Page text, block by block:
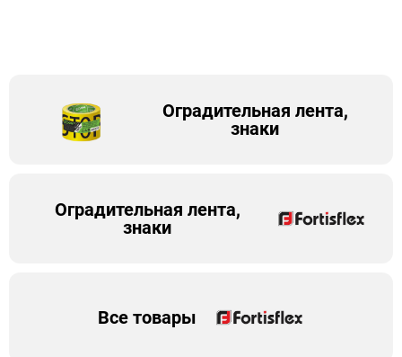
Оградительная лента,
знаки
Оградительная лента,
знаки
Все товары